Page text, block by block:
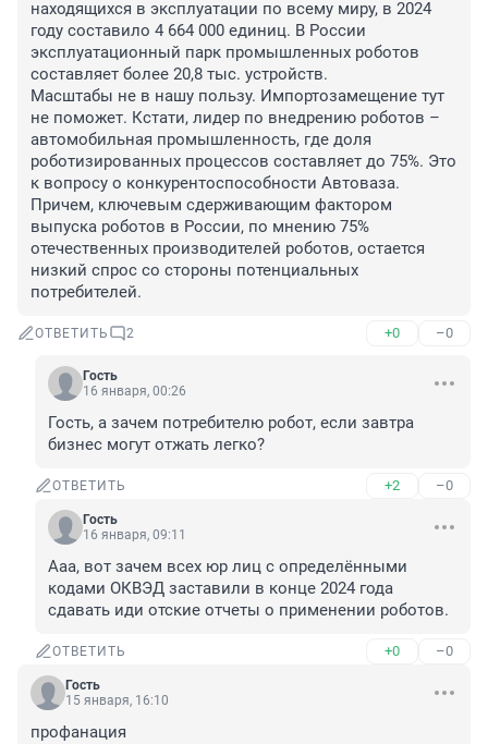
находящихся в эксплуатации по всему миру, в 2024
году составило 4 664 000 единиц. В России
эксплуатационный парк промышленных роботов
составляет более 20,8 тыс. устройств.
Масштабы не в нашу пользу. Импортозамещение тут
не поможет. Кстати, лидер по внедрению роботов –
автомобильная промышленность, где доля
роботизированных процессов составляет до 75%. Это
к вопросу о конкурентоспособности Автоваза.
Причем, ключевым сдерживающим фактором
выпуска роботов в России, по мнению 75%
отечественных производителей роботов, остается
низкий спрос со стороны потенциальных
потребителей.
ОТВЕТИТЬ 2 +0 –0
Гость
16 января, 00:26
Гость, а зачем потребителю робот, если завтра
бизнес могут отжать легко?
ОТВЕТИТЬ +2 –0
Гость
16 января, 09:11
Ааа, вот зачем всех юр лиц с определёнными
кодами ОКВЭД заставили в конце 2024 года
сдавать иди отские отчеты о применении роботов.
ОТВЕТИТЬ +0 –0
Гость
15 января, 16:10
профанация